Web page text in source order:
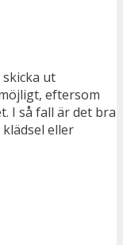
ut
eftersom
I så fall är det bra
eller